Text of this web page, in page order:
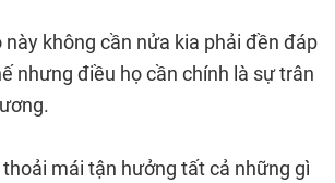
này không cần nửa kia phải đền đáp
nhưng điều họ cần chính là sự trân
mái tận hưởng tất cả những gì